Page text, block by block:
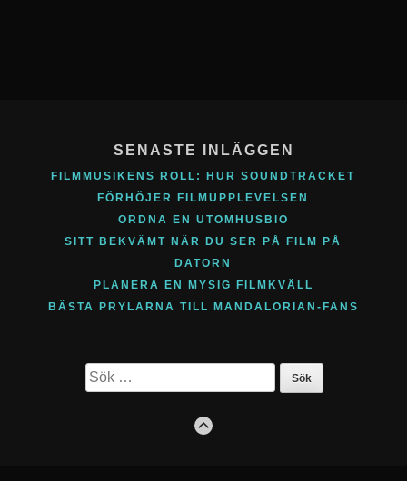
SENASTE INLÄGGEN
FILMMUSIKENS ROLL: HUR SOUNDTRACKET
FÖRHÖJER FILMUPPLEVELSEN
ORDNA EN UTOMHUSBIO
SITT BEKVÄMT NÄR DU SER PÅ FILM PÅ
DATORN
PLANERA EN MYSIG FILMKVÄLL
BÄSTA PRYLARNA TILL MANDALORIAN-FANS
Sök
efter:
GO